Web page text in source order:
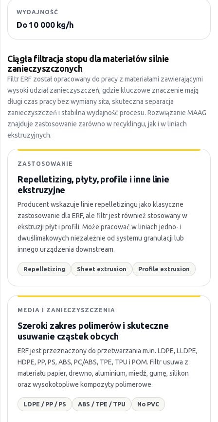
WYDAJNOŚĆ
Do 10 000 kg/h
Ciągła filtracja stopu dla materiałów silnie
zanieczyszczonych
Filtr ERF został opracowany do pracy z materiałami zawierającymi
wysoki udział zanieczyszczeń, gdzie kluczowe znaczenie mają
długi czas pracy bez wymiany sita, skuteczna separacja
zanieczyszczeń i stabilna wydajność procesu. Rozwiązanie MAAG
znajduje zastosowanie zarówno w recyklingu, jak i w liniach
ekstruzyjnych.
ZASTOSOWANIE
Repelletizing, płyty, profile i inne linie
ekstruzyjne
Producent wskazuje linie repelletizingu jako klasyczne
zastosowanie dla ERF, ale filtr jest również stosowany w
ekstruzji płyt i profili. Może pracować w liniach jedno- i
dwuślimakowych niezależnie od systemu granulacji lub
innego urządzenia downstream.
Repelletizing Sheet extrusion Profile extrusion
MEDIA I ZANIECZYSZCZENIA
Szeroki zakres polimerów i skuteczne
usuwanie cząstek obcych
ERF jest przeznaczony do przetwarzania m.in. LDPE, LLDPE,
HDPE, PP, PS, ABS, PC/ABS, TPE, TPU i POM. Filtr usuwa z
materiału papier, drewno, aluminium, miedź, gumę, silikon
oraz wysokotopliwe kompozyty polimerowe.
LDPE / PP / PS ABS / TPE / TPU No PVC